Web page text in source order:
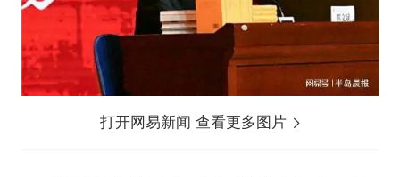
打开网易新闻 查看更多图片